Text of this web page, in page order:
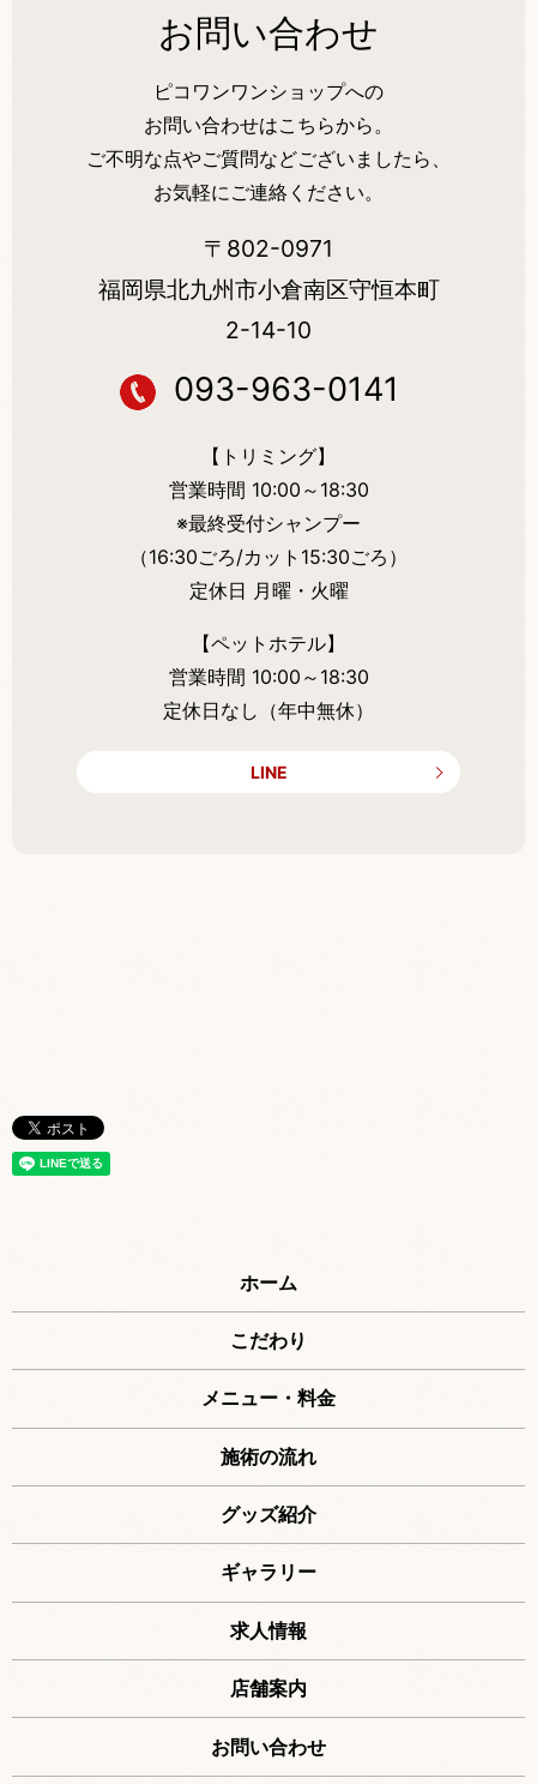
お問い合わせ
ピコワンワンショップへの
お問い合わせはこちらから。
ご不明な点やご質問などございましたら、
お気軽にご連絡ください。
〒802-0971
福岡県北九州市小倉南区守恒本町
2-14-10
093-963-0141
【トリミング】
営業時間 10:00～18:30
※最終受付シャンプー
（16:30ごろ/カット15:30ごろ）
定休日 月曜・火曜
【ペットホテル】
営業時間 10:00～18:30
定休日なし（年中無休）
LINE
ホーム
こだわり
メニュー・料金
施術の流れ
グッズ紹介
ギャラリー
求人情報
店舗案内
お問い合わせ